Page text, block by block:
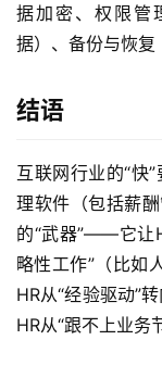
据加密、权限管
据）、备份与恢
结语
互联网行业的“快
理软件（包括薪
的“武器”——它让
略性工作”（比如
HR从“经验驱动”
HR从“跟不上业务